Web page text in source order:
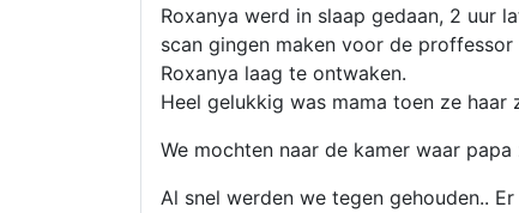
Roxanya werd in slaap gedaan, 2 uur
scan gingen maken voor de
Roxanya laag te ontwaken.
Heel gelukkig was mama toen ze haar
We mochten naar de kamer waar
Al snel werden we tegen gehouden..